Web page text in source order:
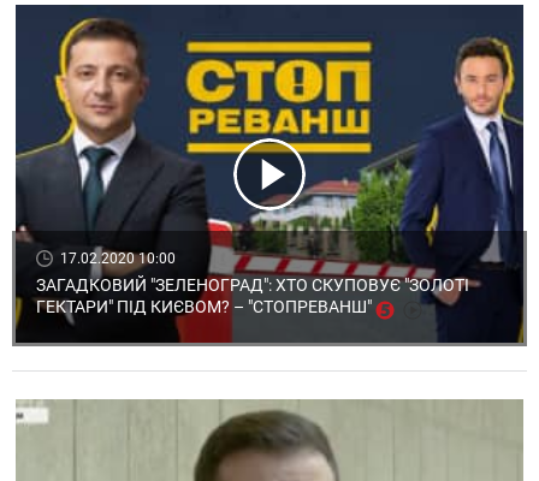
17.02.2020 10:00
ЗАГАДКОВИЙ "ЗЕЛЕНОГРАД": ХТО СКУПОВУЄ "ЗОЛОТІ
ГЕКТАРИ" ПІД КИЄВОМ? – "СТОПРЕВАНШ"